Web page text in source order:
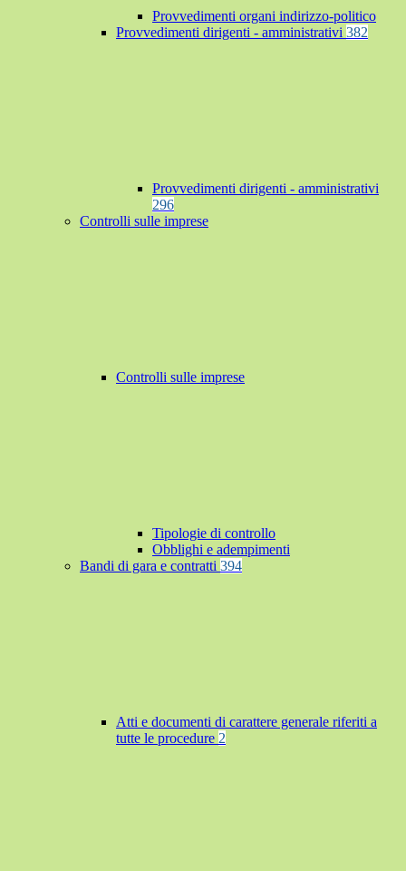
Provvedimenti organi indirizzo-politico
Provvedimenti dirigenti - amministrativi 382
Provvedimenti dirigenti - amministrativi
296
Controlli sulle imprese
Controlli sulle imprese
Tipologie di controllo
Obblighi e adempimenti
Bandi di gara e contratti 394
Atti e documenti di carattere generale riferiti a
tutte le procedure 2